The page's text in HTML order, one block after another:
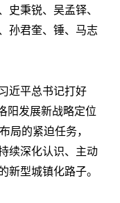
史秉锐、吴孟铎、
孙君奎、锤、马志
近平总书记打好
阳发展新战略定位
局的紧迫任务，
续深化认识、主动
新型城镇化路子。